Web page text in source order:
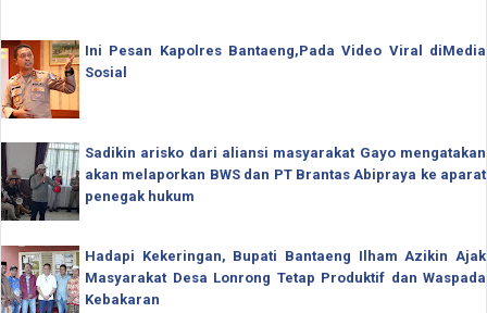
Ini Pesan Kapolres Bantaeng,Pada Video Viral diMedia
Sosial
Sadikin arisko dari aliansi masyarakat Gayo mengatakan
akan melaporkan BWS dan PT Brantas Abipraya ke aparat
penegak hukum
Hadapi Kekeringan, Bupati Bantaeng Ilham Azikin Ajak
Masyarakat Desa Lonrong Tetap Produktif dan Waspada
Kebakaran